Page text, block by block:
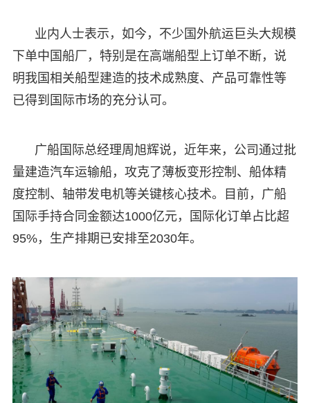
业内人士表示，如今，不少国外航运巨头大规模
下单中国船厂，特别是在高端船型上订单不断，说
明我国相关船型建造的技术成熟度、产品可靠性等
已得到国际市场的充分认可。
广船国际总经理周旭辉说，近年来，公司通过批
量建造汽车运输船，攻克了薄板变形控制、船体精
度控制、轴带发电机等关键核心技术。目前，广船
国际手持合同金额达1000亿元，国际化订单占比超
95%，生产排期已安排至2030年。